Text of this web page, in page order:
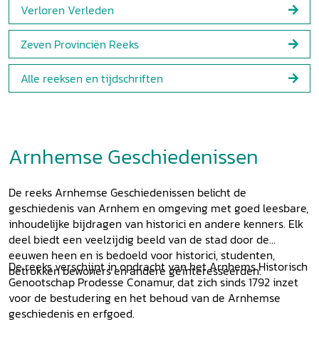
Verloren Verleden
Zeven Provinciën Reeks
Alle reeksen en tijdschriften
Arnhemse Geschiedenissen
De reeks Arnhemse Geschiedenissen belicht de
geschiedenis van Arnhem en omgeving met goed leesbare,
inhoudelijke bijdragen van historici en andere kenners. Elk
deel biedt een veelzijdig beeld van de stad door de
eeuwen heen en is bedoeld voor historici, studenten,
betrokken bewoners en andere geïnteresseerden.
De reeks verschijnt in opdracht van het Arnhems Historisch
Genootschap Prodesse Conamur, dat zich sinds 1792 inzet
voor de bestudering en het behoud van de Arnhemse
geschiedenis en erfgoed.